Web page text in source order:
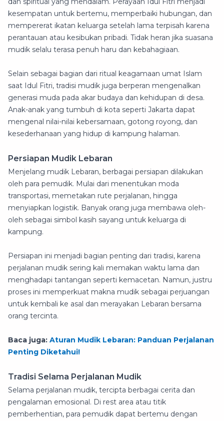
kesempatan untuk bertemu, memperbaiki hubungan, dan
mempererat ikatan keluarga setelah lama terpisah karena
perantauan atau kesibukan pribadi. Tidak heran jika suasana
mudik selalu terasa penuh haru dan kebahagiaan.
Selain sebagai bagian dari ritual keagamaan umat Islam
saat Idul Fitri, tradisi mudik juga berperan mengenalkan
generasi muda pada akar budaya dan kehidupan di desa.
Anak-anak yang tumbuh di kota seperti Jakarta dapat
mengenal nilai-nilai kebersamaan, gotong royong, dan
kesederhanaan yang hidup di kampung halaman.
Persiapan Mudik Lebaran
Menjelang mudik Lebaran, berbagai persiapan dilakukan
oleh para pemudik. Mulai dari menentukan moda
transportasi, memetakan rute perjalanan, hingga
menyiapkan logistik. Banyak orang juga membawa oleh-
oleh sebagai simbol kasih sayang untuk keluarga di
kampung.
Persiapan ini menjadi bagian penting dari tradisi, karena
perjalanan mudik sering kali memakan waktu lama dan
menghadapi tantangan seperti kemacetan. Namun, justru
proses ini memperkuat makna mudik sebagai perjuangan
untuk kembali ke asal dan merayakan Lebaran bersama
orang tercinta.
Baca juga: Aturan Mudik Lebaran: Panduan Perjalanan
Penting Diketahui!
Tradisi Selama Perjalanan Mudik
Selama perjalanan mudik, tercipta berbagai cerita dan
pengalaman emosional. Di rest area atau titik
pemberhentian, para pemudik dapat bertemu dengan